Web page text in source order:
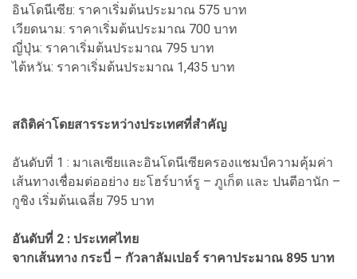
อินโดนีเซีย: ราคาเริ่มต้นประมาณ 575 บาท
เวียดนาม: ราคาเริ่มต้นประมาณ 700 บาท
ญี่ปุ่น: ราคาเริ่มต้นประมาณ 795 บาท
ไต้หวัน: ราคาเริ่มต้นประมาณ 1,435 บาท
สถิติค่าโดยสารระหว่างประเทศที่สำคัญ
อันดับที่ 1 : มาเลเซียและอินโดนีเซียครองแชมป์ความคุ้มค่า
เส้นทางเชื่อมต่ออย่าง ยะโฮร์บาห์รู – ภูเก็ต และ ปนตีอานัก –
กูชิง เริ่มต้นเฉลี่ย 795 บาท
อันดับที่ 2 : ประเทศไทย
จากเส้นทาง กระบี่ – กัวลาลัมเปอร์ ราคาประมาณ 895 บาท